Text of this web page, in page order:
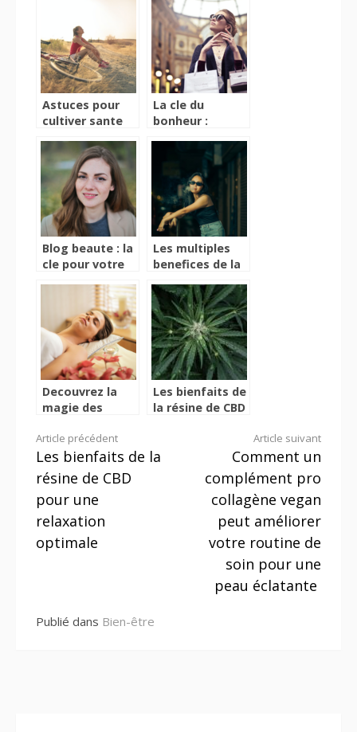
les adultes de
pres de 80 ans ?
avant de choisir
cette substance
Astuces pour
cultiver sante
quotidien
La cle du
bonheur :
lecture de blogs
beaute peut
ameliorer votre
etat d’esprit
Blog beaute : la
cle pour votre
quotidienne
Les multiples
benefices de la
electronique
Decouvrez la
magie des
conseils et
inspirations a
un clic
Les bienfaits de
la résine de CBD
optimale
Lire
la
suite
Article précédent
Les bienfaits de la
résine de CBD
pour une
relaxation
optimale
Article suivant
Comment un
complément pro
collagène vegan
peut améliorer
votre routine de
soin pour une
peau éclatante
Publié dans Bien-être